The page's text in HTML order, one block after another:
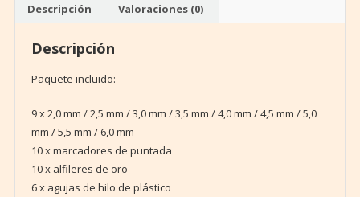
Descripción Valoraciones (0)
Descripción
Paquete incluido:
9 x 2,0 mm / 2,5 mm / 3,0 mm / 3,5 mm / 4,0 mm / 4,5 mm / 5,0
mm / 5,5 mm / 6,0 mm
10 x marcadores de puntada
10 x alfileres de oro
6 x agujas de hilo de plástico